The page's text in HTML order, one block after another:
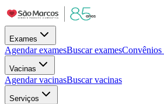
Exames
Agendar examesBuscar examesConvênios
Vacinas
Agendar vacinasBuscar vacinas
Serviços